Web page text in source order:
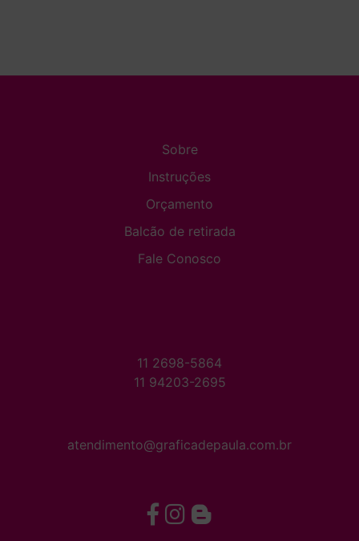
Sobre
Instruções
Orçamento
Balcão de retirada
Fale Conosco
11 2698-5864
11 94203-2695
atendimento@graficadepaula.com.br